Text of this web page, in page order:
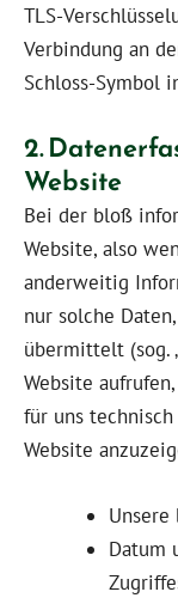
TLS-
Verbindung an
Schloss-Symbol
2.
Website
Bei der bloß
Website, also
anderweitig
nur solche
übermittelt (sog.
Website
für uns
Website
Unsere
Datum